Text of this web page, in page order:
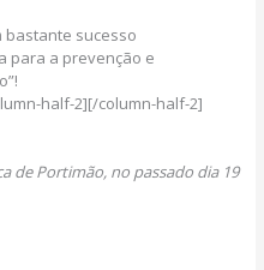
bastante sucesso
para a prevenção e
half-2][/column-half-2]
de Portimão, no passado dia 19